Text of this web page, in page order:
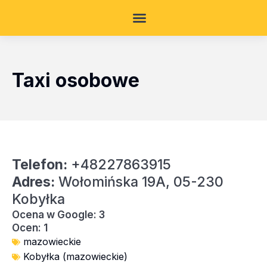
Taxi osobowe
Telefon: +48227863915
Adres: Wołomińska 19A, 05-230
Kobyłka
Ocena w Google: 3
Ocen: 1
mazowieckie
Kobyłka (mazowieckie)